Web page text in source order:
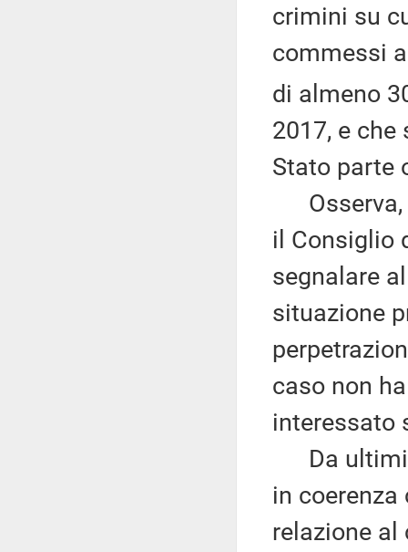
crimini su
commessi
di almeno
2017, e
Stato parte
Osserva,
il Consiglio
segnalare
situazione
caso non
interessato
Da ultimi i
in
relazione al